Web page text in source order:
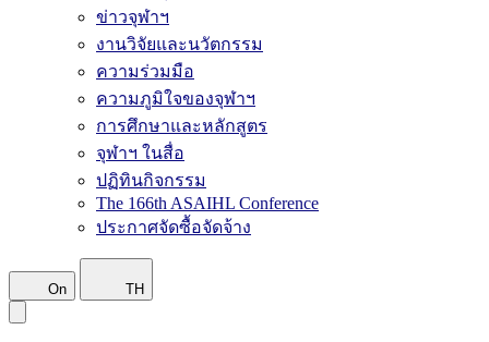
ข่าวจุฬาฯ
งานวิจัยและนวัตกรรม
ความร่วมมือ
ความภูมิใจของจุฬาฯ
การศึกษาและหลักสูตร
จุฬาฯ ในสื่อ
ปฏิทินกิจกรรม
The 166th ASAIHL Conference
ประกาศจัดซื้อจัดจ้าง
On TH